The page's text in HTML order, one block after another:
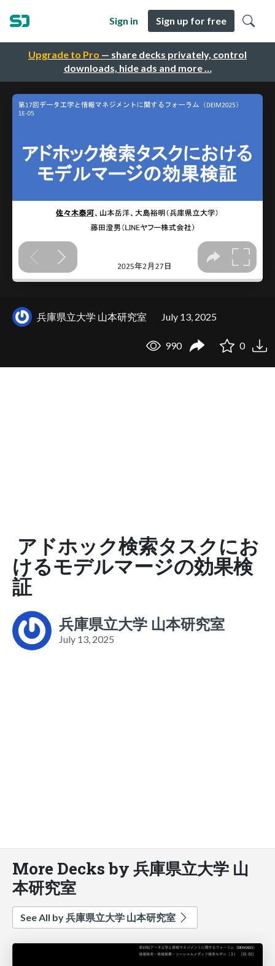
Upgrade to Pro — share decks privately, control
downloads, hide ads and more …
Sign in Sign up for free
兵庫県立大学 山本研究室 July 13, 2025
990 0
アドホック検索タスクにお
けるモデルマージの効果検
証
兵庫県立大学 山本研究室
July 13, 2025
More Decks by 兵庫県立大学 山
本研究室
See All by 兵庫県立大学 山本研究室